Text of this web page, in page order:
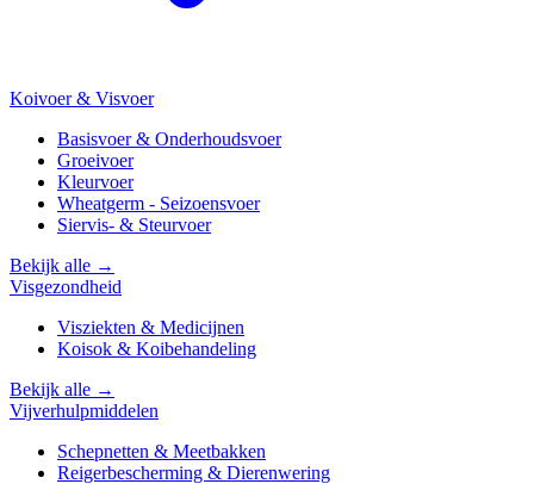
Koivoer & Visvoer
Basisvoer & Onderhoudsvoer
Groeivoer
Kleurvoer
Wheatgerm - Seizoensvoer
Siervis- & Steurvoer
Bekijk alle →
Visgezondheid
Visziekten & Medicijnen
Koisok & Koibehandeling
Bekijk alle →
Vijverhulpmiddelen
Schepnetten & Meetbakken
Reigerbescherming & Dierenwering